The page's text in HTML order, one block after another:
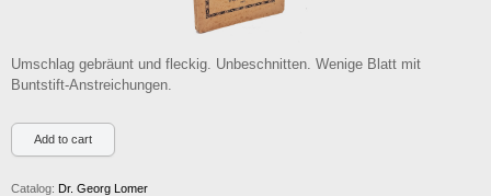
Umschlag gebräunt und fleckig. Unbeschnitten. Wenige Blatt mit
Buntstift-Anstreichungen.
Catalog: Dr. Georg Lomer